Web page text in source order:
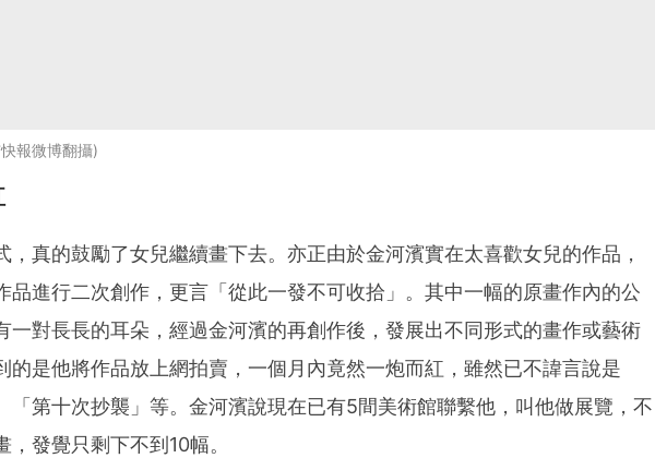
報微博翻攝
，真的鼓勵了女兒繼續畫下去。亦正由於金河濱實在太喜歡女兒的作品，
品進行二次創作，更言「從此一發不可收拾」。其中一幅的原畫作內的公
一對長長的耳朵，經過金河濱的再創作後，發展出不同形式的畫作或藝術
的是他將作品放上網拍賣，一個月內竟然一炮而紅，雖然已不諱言說是
「第十次抄襲」等。金河濱說現在已有5間美術館聯繫他，叫他做展覽，不
，發覺只剩下不到10幅。